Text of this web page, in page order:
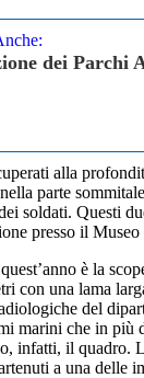
dei Parchi
alla
parte
soldati. Questi
presso il
è la
con una lama
del
marini che in
infatti, il quadro.
a una delle